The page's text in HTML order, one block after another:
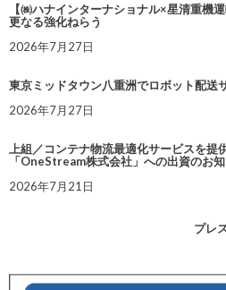
【㈱ハナインターナショナル×星清重機
更なる強化ねらう
2026年7月27日
東京ミッドタウン八重洲でロボット配送
2026年7月27日
上組／コンテナ物流最適化サービスを提
「OneStream株式会社」への出資のお
2026年7月21日
プレ